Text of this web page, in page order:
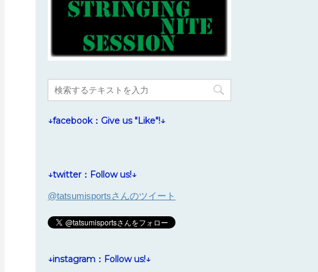
↓facebook：Give us "Like"!↓
↓twitter：Follow us!↓
@tatsumisportsさんのツイート
↓instagram：Follow us!↓